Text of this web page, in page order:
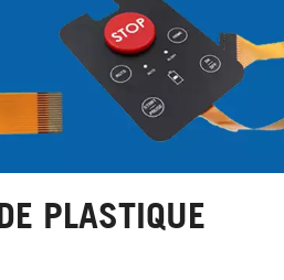
PLASTIQUE